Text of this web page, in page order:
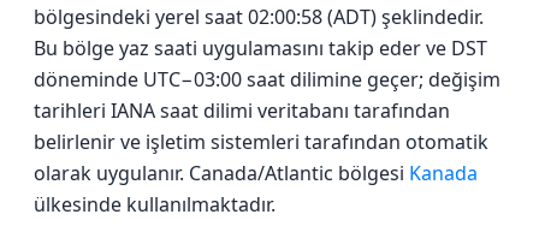
bölgesindeki yerel saat 02:00:58 (ADT) şeklindedir.
Bu bölge yaz saati uygulamasını takip eder ve DST
döneminde UTC−03:00 saat dilimine geçer; değişim
tarihleri IANA saat dilimi veritabanı tarafından
belirlenir ve işletim sistemleri tarafından otomatik
olarak uygulanır. Canada/Atlantic bölgesi Kanada
ülkesinde kullanılmaktadır.